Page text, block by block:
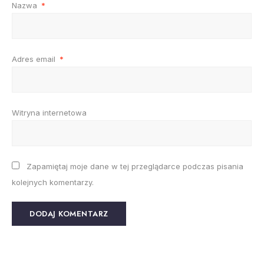
Nazwa *
Adres email *
Witryna internetowa
Zapamiętaj moje dane w tej przeglądarce podczas pisania
kolejnych komentarzy.